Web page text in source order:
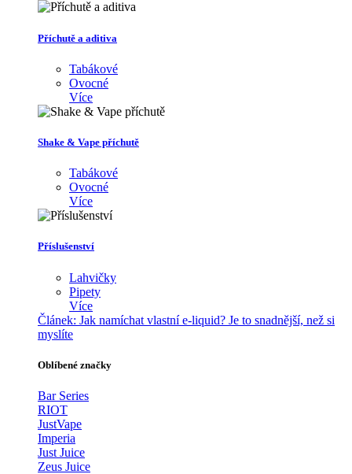
Příchutě a aditiva
Tabákové
Ovocné
Více
Shake & Vape příchutě
Tabákové
Ovocné
Více
Příslušenství
Lahvičky
Pipety
Více
Článek: Jak namíchat vlastní e-liquid? Je to snadnější, než si
myslíte
Oblíbené značky
Bar Series
RIOT
JustVape
Imperia
Just Juice
Zeus Juice